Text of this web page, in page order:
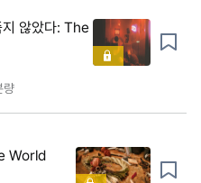
않았다: The
량
World